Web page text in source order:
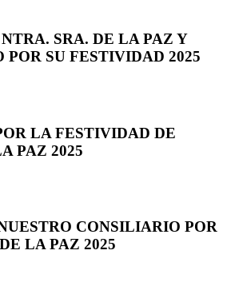
SRA. DE LA PAZ Y
SU FESTIVIDAD 2025
LA FESTIVIDAD DE
PAZ 2025
CONSILIARIO POR
LA PAZ 2025